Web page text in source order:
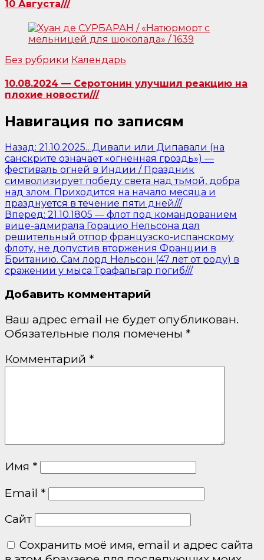
10 Августа///
Без рубрики Календарь
10.08.2024 — Серотонин улучшил реакцию на
плохие новости///
Навигация по записям
Назад: 21.10.2025…Дивали или Дипавали (на
санскрите означает «огненная гроздь») —
фестиваль огней в Индии / Праздник
символизирует победу света над тьмой, добра
над злом. Приходится на начало месяца и
празднуется в течение пяти дней///
Вперед: 21.10.1805 — флот под командованием
вице-адмирала Горацио Нельсона дал
решительный отпор французско-испанскому
флоту, не допустив вторжения Франции в
Британию. Сам лорд Нельсон (47 лет от роду) в
сражении у мыса Трафальгар погиб///
Добавить комментарий
Ваш адрес email не будет опубликован.
Обязательные поля помечены *
Комментарий *
Имя *
Email *
Сайт
Сохранить моё имя, email и адрес сайта